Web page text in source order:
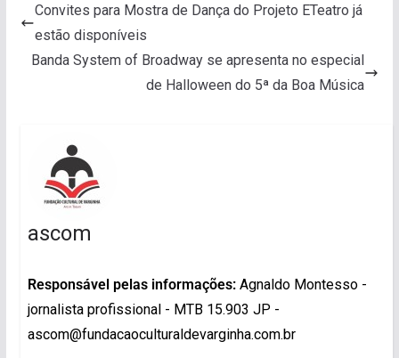
Convites para Mostra de Dança do Projeto ETeatro já
estão disponíveis
Banda System of Broadway se apresenta no especial
de Halloween do 5ª da Boa Música
ascom
Responsável pelas informações:Agnaldo Montesso -
jornalista profissional - MTB 15.903 JP -
ascom@fundacaoculturaldevarginha.com.br